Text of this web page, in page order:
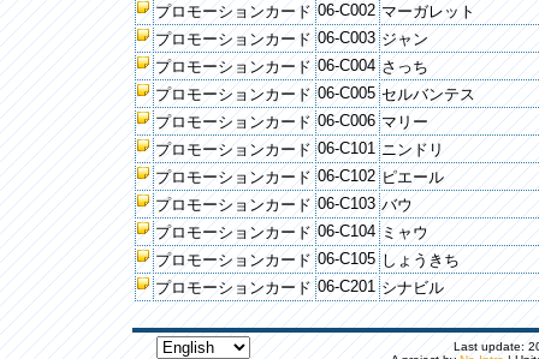
プロモーションカード 06-C002 マーガレット
プロモーションカード 06-C003 ジャン
プロモーションカード 06-C004 さっち
プロモーションカード 06-C005 セルバンテス
プロモーションカード 06-C006 マリー
プロモーションカード 06-C101 ニンドリ
プロモーションカード 06-C102 ピエール
プロモーションカード 06-C103 バウ
プロモーションカード 06-C104 ミャウ
プロモーションカード 06-C105 しょうきち
プロモーションカード 06-C201 シナビル
Last update: